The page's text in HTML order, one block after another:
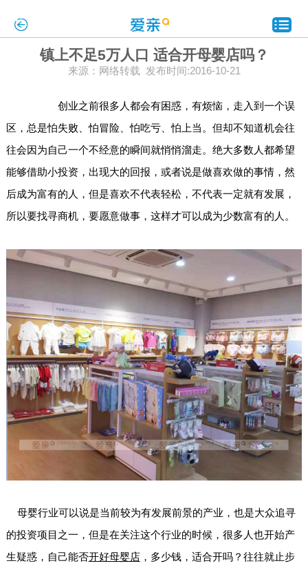
镇上不足5万人口 适合开母婴店吗？
来源：网络转载 发布时间:2016-10-21
创业之前很多人都会有困惑，有烦恼，走入到一个误
区，总是怕失败、怕冒险、怕吃亏、怕上当。但却不知道机会往
往会因为自己一个不经意的瞬间就悄悄溜走。绝大多数人都希望
能够借助小投资，出现大的回报，或者说是做喜欢做的事情，然
后成为富有的人，但是喜欢不代表轻松，不代表一定就有发展，
所以要找寻商机，要愿意做事，这样才可以成为少数富有的人。
母婴行业可以说是当前较为有发展前景的产业，也是大众追寻
的投资项目之一，但是在关注这个行业的时候，很多人也开始产
生疑惑，自己能否开好母婴店，多少钱，适合开吗？往往就止步